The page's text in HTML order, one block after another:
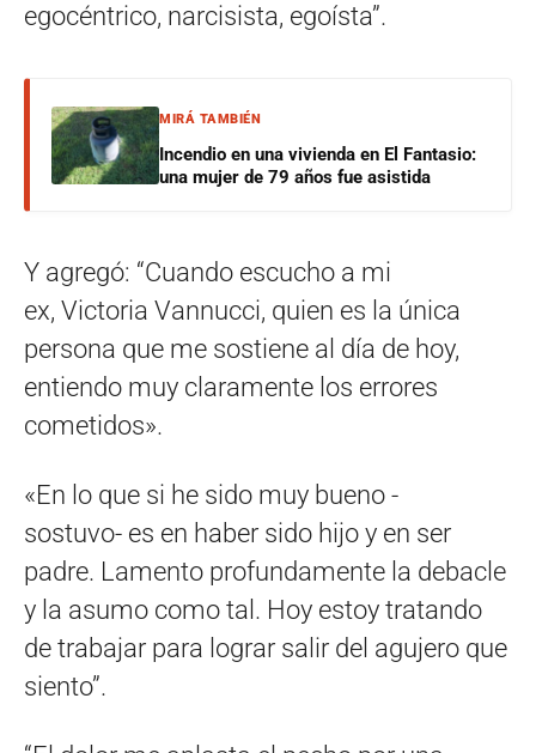
egocéntrico, narcisista, egoísta”.
MIRÁ TAMBIÉN
Incendio en una vivienda en El Fantasio:
una mujer de 79 años fue asistida
Y agregó: “Cuando escucho a mi
ex, Victoria Vannucci, quien es la única
persona que me sostiene al día de hoy,
entiendo muy claramente los errores
cometidos».
«En lo que si he sido muy bueno -
sostuvo- es en haber sido hijo y en ser
padre. Lamento profundamente la debacle
y la asumo como tal. Hoy estoy tratando
de trabajar para lograr salir del agujero que
siento”.